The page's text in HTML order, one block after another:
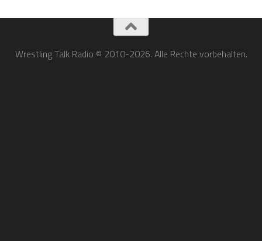
Wrestling Talk Radio © 2010-2026. Alle Rechte vorbehalten.